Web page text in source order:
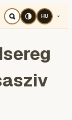
HÁBORÚ
HU